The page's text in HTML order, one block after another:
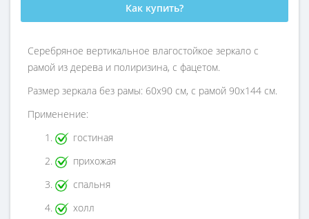
Как купить?
Серебряное вертикальное влагостойкое зеркало с
рамой из дерева и полиризина, с фацетом.
Размер зеркала без рамы: 60х90 см, с рамой 90х144 см.
Применение:
гостиная
прихожая
спальня
холл